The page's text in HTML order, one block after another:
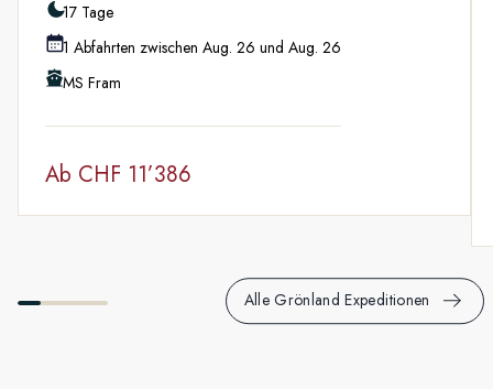
17 Tage
1 Abfahrten zwischen Aug. 26 und Aug. 26
MS Fram
Ab CHF 11’386
Alle Grönland Expeditionen